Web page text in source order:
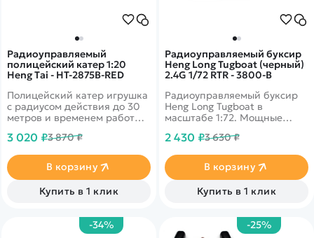
Радиоуправляемый
полицейский катер 1:20
Heng Tai - HT-2875B-RED
Полицейский катер игрушка
с радиусом действия до 30
метров и временем работы
выполнена в красном цвете.
3 020 ₽3 870 ₽
В корзину
Купить в 1 клик
Радиоуправляемый буксир
Heng Long Tugboat (черный)
2.4G 1/72 RTR - 3800-B
Радиоуправляемый буксир
Heng Long Tugboat в
масштабе 1:72. Мощные
Водонепроницаемая
Пропорциональное рулевое
управление.
2 430 ₽3 630 ₽
В корзину
Купить в 1 клик
-34% -25%